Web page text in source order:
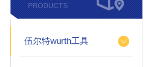
PRODUCTS
伍尔特wurth工具